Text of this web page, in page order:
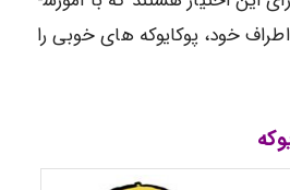
خود، پوکایوکه های خوبی را